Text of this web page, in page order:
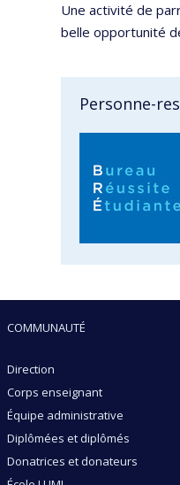
Une activité de
belle opportunité
Personne-
COMMUNAUTÉ
Direction
Corps enseignant
Équipe administrative
Diplômées et diplômés
Donatrices et donateurs